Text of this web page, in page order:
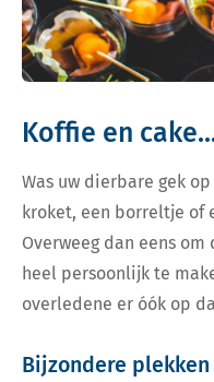
Koffie en
Was uw dierbare gek
kroket, een borreltje of
Overweeg dan eens
heel persoonlijk te
overledene er óók op
Bijzondere